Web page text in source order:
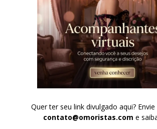
Quer ter seu link divulgado aqui?
contato@omoristas.com e